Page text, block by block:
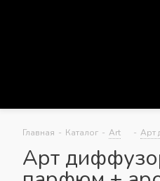
Главная - Каталог - Art - Арт
Арт